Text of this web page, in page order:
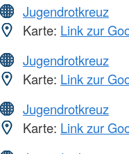
Jugendrotkreuz
Karte: Link zur
Jugendrotkreuz
Karte: Link zur
Jugendrotkreuz
Karte: Link zur